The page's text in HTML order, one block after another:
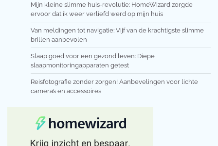
Mijn kleine slimme huis-revolutie: HomeWizard zorgde
ervoor dat ik weer verliefd werd op mijn huis
Van meldingen tot navigatie: Vijf van de krachtigste slimme
brillen aanbevolen
Slaap goed voor een gezond leven: Diepe
slaapmonitoringapparaten getest
Reisfotografie zonder zorgen! Aanbevelingen voor lichte
camera’s en accessoires